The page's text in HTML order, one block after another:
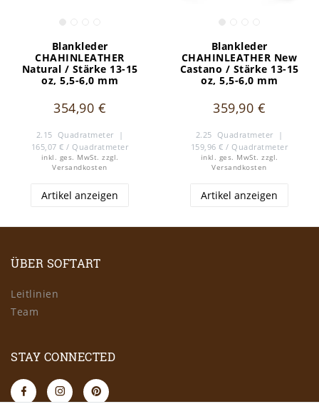
Blankleder
CHAHINLEATHER
Natural / Stärke 13-15
oz, 5,5-6,0 mm
354,90 €
2.15 Quadratmeter
|
165,07 € / Quadratmeter
inkl. ges. MwSt. zzgl.
Versandkosten
Artikel anzeigen
Blankleder
CHAHINLEATHER New
Castano / Stärke 13-15
oz, 5,5-6,0 mm
359,90 €
2.25 Quadratmeter
|
159,96 € / Quadratmeter
inkl. ges. MwSt. zzgl.
Versandkosten
Artikel anzeigen
ÜBER SOFTART
Leitlinien
Team
STAY CONNECTED